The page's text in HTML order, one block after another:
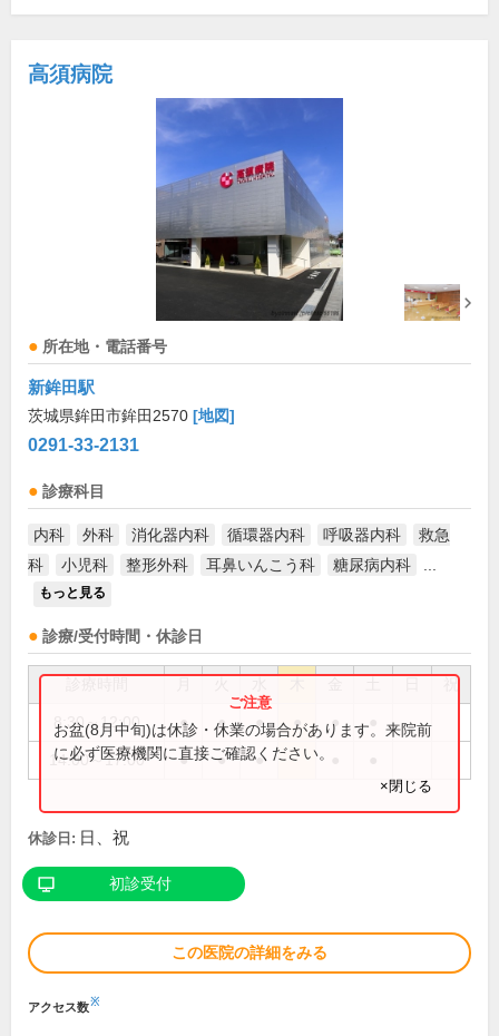
高須病院
所在地・電話番号
新鉾田駅
茨城県鉾田市鉾田2570 [地図]
0291-33-2131
診療科目
内科 外科 消化器内科 循環器内科 呼吸器内科
救急
科
小児科 整形外科 耳鼻いんこう科 糖尿病内科
もっと見る
診療/受付時間・休診日
祝
8:30～12:00 ● ● ● ● ●
14:00～17:00 ● ● ●
お盆(8月中旬)は休診・休業の場合があります。来院前
に必ず医療機関に直接ご確認ください。
×閉じる
休診日: 日、祝
初診受付
この医院の詳細をみる
アクセス数※